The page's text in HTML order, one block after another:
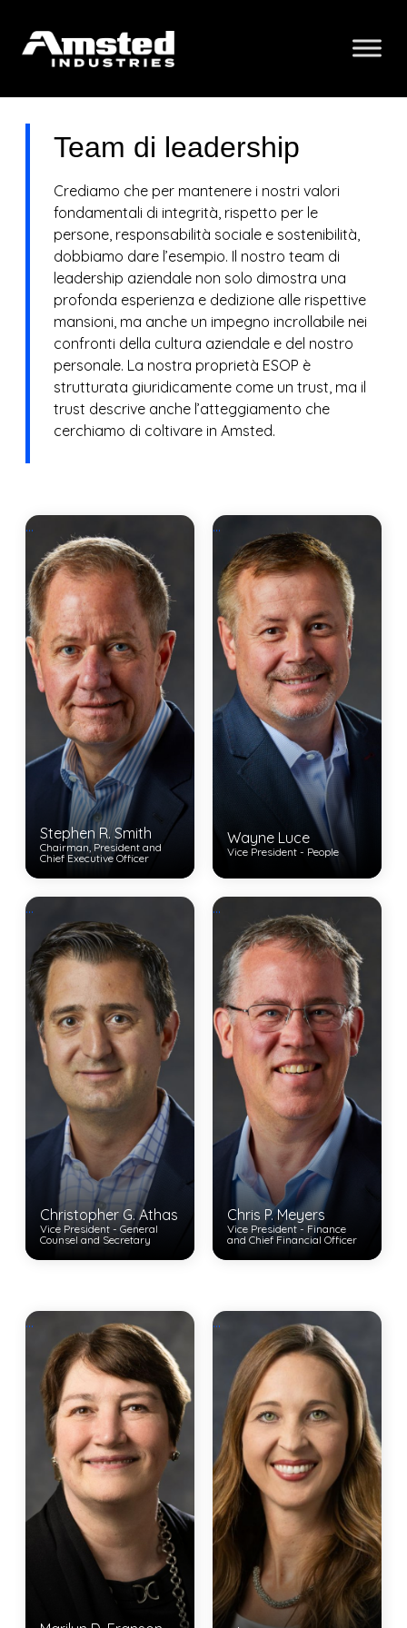
Team di leadership
Crediamo che per mantenere i nostri valori
fondamentali di integrità, rispetto per le
persone, responsabilità sociale e sostenibilità,
dobbiamo dare l’esempio. Il nostro team di
leadership aziendale non solo dimostra una
profonda esperienza e dedizione alle rispettive
mansioni, ma anche un impegno incrollabile nei
confronti della cultura aziendale e del nostro
personale. La nostra proprietà ESOP è
strutturata giuridicamente come un trust, ma il
trust descrive anche l’atteggiamento che
cerchiamo di coltivare in Amsted.
...
Stephen R. Smith
Chairman, President and
Chief Executive Officer
...
Wayne Luce
Vice President - People
...
Christopher G. Athas
Vice President - General
Counsel and Secretary
...
Chris P. Meyers
Vice President - Finance
and Chief Financial Officer
... ...